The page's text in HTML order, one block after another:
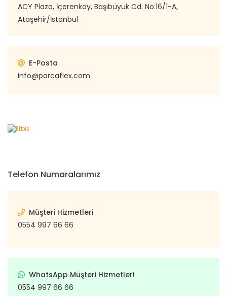
ACY Plaza, İçerenköy, Başıbüyük Cd. No:16/1-A,
Ataşehir/İstanbul
E-Posta
info@parcaflex.com
Telefon Numaralarımız
Müşteri Hizmetleri
0554 997 66 66
WhatsApp Müşteri Hizmetleri
0554 997 66 66